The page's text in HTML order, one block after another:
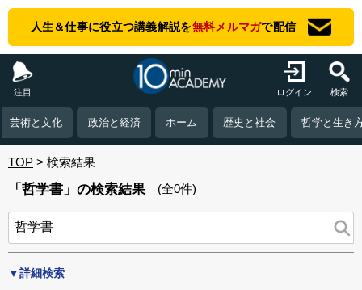
人生＆仕事に役立つ講義解説を無料メルマガで配信
注目 ログイン 検索
芸術と文化 政治と経済 ホーム 歴史と社会 哲学と生き
TOP 検索結果
「哲学書」の検索結果 (全0件)
▼詳細検索